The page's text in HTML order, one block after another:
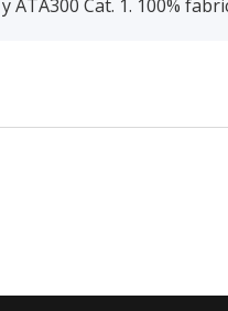
ATA300 Cat. 1. 100%